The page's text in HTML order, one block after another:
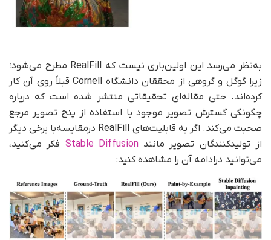
به‌نظر می‌رسد این اولین‌باری نیست که RealFill مطرح می‌شود؛
زیرا گوگل و گروهی از محققان دانشگاه Cornell قبلاً روی آن کار
کرده‌اند. حتی مقاله‌ای تحقیقاتی منتشر شده است که درباره
چگونگی گسترش تصویر موجود با استفاده از پنج تصویر مرجع
صحبت می‌کند. اگر به قابلیت‌های RealFill در‌مقایسه‌با برخی دیگر
از تولیدکنندگان تصویر مانندStable Diffusion فکر می‌کنید،
می‌توانید در‌ادامه آن را مشاهده کنید: